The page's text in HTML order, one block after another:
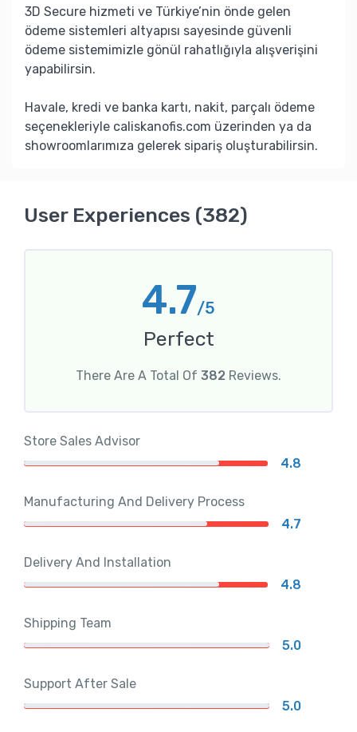
3D Secure hizmeti ve Türkiye’nin önde gelen
ödeme sistemleri altyapısı sayesinde güvenli
ödeme sistemimizle gönül rahatlığıyla alışverişini
yapabilirsin.
Havale, kredi ve banka kartı, nakit, parçalı ödeme
seçenekleriyle caliskanofis.com üzerinden ya da
showroomlarımıza gelerek sipariş oluşturabilirsin.
User Experiences (382)
4.7/5
Perfect
There Are A Total Of 382 Reviews.
Store Sales Advisor
4.8
Manufacturing And Delivery Process
4.7
Delivery And Installation
4.8
Shipping Team
5.0
Support After Sale
5.0